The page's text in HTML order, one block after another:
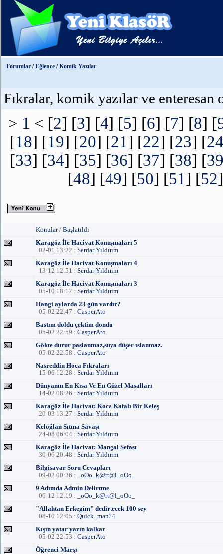
Forumlar /Eğlence /Komik Yazılar
Fıkralar, komik yazılar ve enteresan
> 1 < [2] [3] [4] [5] [6] [7] [8] [
[18] [19] [20] [21] [22] [23] [24
[33] [34] [35] [36] [37] [38] [39
[48] [49] [50] [51] [52
Konular/ Başlatıldı
Karagöz İle Hacivat Konuşmaları 5
02-01 13:22 : Serdar Yıldırım
Karagöz İle Hacivat Konuşmaları 4
13-12 12:51 : Serdar Yıldırım
Karagöz İle Hacivat Konuşmaları 3
05-10 18:17 : Serdar Yıldırım
Hangi aylarda 23 gün vardır?
05-02 22:47 : CasperAto
Bastım doldu çektim dondu
05-02 22:59 : CasperAto
Gökte durur paslanmaz,suya düşer ıslanmaz.
05-02 22:58 : CasperAto
Nasreddin Hoca Fıkraları
15-06 12:28 : Serdar Yıldırım
Dünyanın En Kısa Ve En Güzel Masalları
14-02 08:26 : Serdar Yıldırım
Karagöz İle Hacivat: Koca Kafalı Bir Keleş
20-03 13:27 : Serdar Yıldırım
Keloğlan Sıtma Savaşı
24-08 06:04 : Serdar Yıldırım
Karagöz İle Hacivat: Mangal Sefası
30-06 20:48 : Serdar Yıldırım
Bilgisayar Soru Cevapları
09-02 00:36 :
_oOo_k@rt@l_oOo_
9 Adımda Admin Delirtme
06-12 12:19 :
_oOo_k@rt@l_oOo_
"Allahtan Erkegim" dedirtecek 100 sey
08-10 12:05 : Quick_man34
Kışın yatar yazın kalkar
05-02 22:53 : CasperAto
Öğrenci Marşı